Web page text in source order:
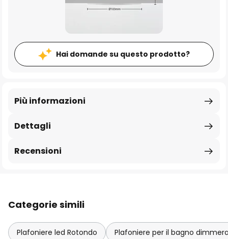
Hai domande su questo prodotto?
Dettagli
Più informazioni
Recensioni
Categorie simili
Plafoniere led Rotondo Plafoniere per il bagno